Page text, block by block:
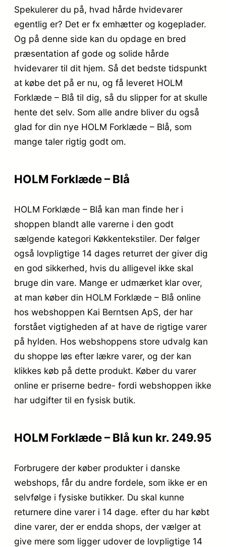
Spekulerer du på, hvad hårde hvidevarer
egentlig er? Det er fx emhætter og kogeplader.
Og på denne side kan du opdage en bred
præsentation af gode og solide hårde
hvidevarer til dit hjem. Så det bedste tidspunkt
at købe det på er nu, og få leveret HOLM
Forklæde – Blå til dig, så du slipper for at skulle
hente det selv. Som alle andre bliver du også
glad for din nye HOLM Forklæde – Blå, som
mange taler rigtig godt om.
HOLM Forklæde – Blå
HOLM Forklæde – Blå kan man finde her i
shoppen blandt alle varerne i den godt
sælgende kategori Køkkentekstiler. Der følger
også lovpligtige 14 dages returret der giver dig
en god sikkerhed, hvis du alligevel ikke skal
bruge din vare. Mange er udmærket klar over,
at man køber din HOLM Forklæde – Blå online
hos webshoppen Kai Berntsen ApS, der har
forstået vigtigheden af at have de rigtige varer
på hylden. Hos webshoppens store udvalg kan
du shoppe løs efter lækre varer, og der kan
klikkes køb på dette produkt. Køber du varer
online er priserne bedre- fordi webshoppen ikke
har udgifter til en fysisk butik.
HOLM Forklæde – Blå kun kr. 249.95
Forbrugere der køber produkter i danske
webshops, får du andre fordele, som ikke er en
selvfølge i fysiske butikker. Du skal kunne
returnere dine varer i 14 dage. efter du har købt
dine varer, der er endda shops, der vælger at
give mere som ligger udover de lovpligtige 14